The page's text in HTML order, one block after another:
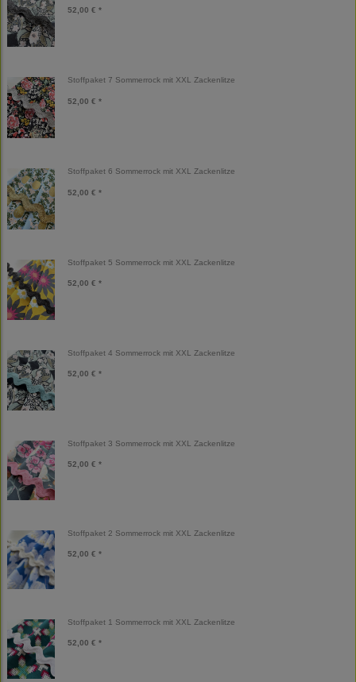
52,00 € *
Stoffpaket 7 Sommerrock mit XXL Zackenlitze
52,00 € *
Stoffpaket 6 Sommerrock mit XXL Zackenlitze
52,00 € *
Stoffpaket 5 Sommerrock mit XXL Zackenlitze
52,00 € *
Stoffpaket 4 Sommerrock mit XXL Zackenlitze
52,00 € *
Stoffpaket 3 Sommerrock mit XXL Zackenlitze
52,00 € *
Stoffpaket 2 Sommerrock mit XXL Zackenlitze
52,00 € *
Stoffpaket 1 Sommerrock mit XXL Zackenlitze
52,00 € *